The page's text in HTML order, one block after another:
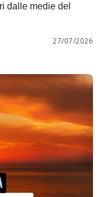
dalle medie del
27/07/2026